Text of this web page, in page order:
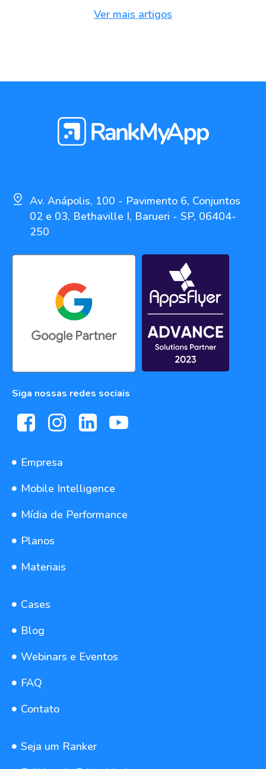
Ver mais artigos
Av. Anápolis, 100 - Pavimento 6, Conjuntos
02 e 03, Bethaville I, Barueri - SP, 06404-
250
Siga nossas redes sociais
Empresa
Mobile Intelligence
Mídia de Performance
Planos
Materiais
Cases
Blog
Webinars e Eventos
FAQ
Contato
Seja um Ranker